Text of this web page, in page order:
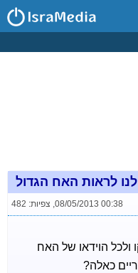
לראות האח הגדול
08/05/2013 00:38
, צפיות: 482
הוידאו של האח
כאלה?